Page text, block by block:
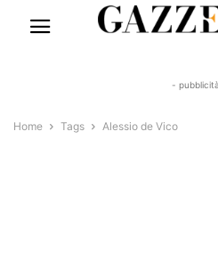
-
Home Tags Alessio de Vico